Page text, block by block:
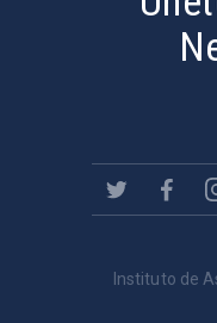
Instituto de